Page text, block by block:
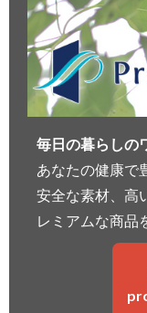
毎日の暮らしの
あなたの健康で
安全な素材、高
レミアムな商品